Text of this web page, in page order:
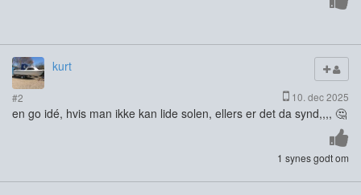
kurt
#2 10. dec 2025
en go idé, hvis man ikke kan lide solen, ellers er det da synd,,,, 🤔
1 synes godt om